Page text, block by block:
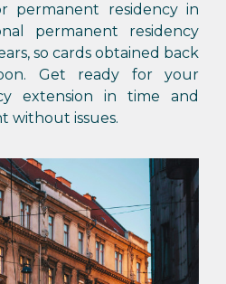
permanent residency in
permanent residency
so cards obtained back
Get ready for your
extension in time and
without issues.